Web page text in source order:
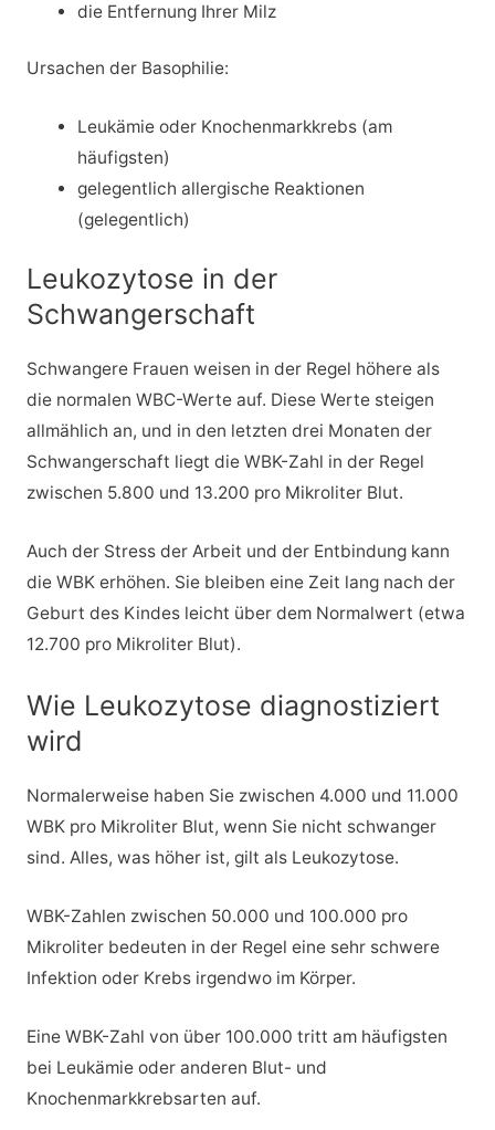
die Entfernung Ihrer Milz
Ursachen der Basophilie:
Leukämie oder Knochenmarkkrebs (am
häufigsten)
gelegentlich allergische Reaktionen
(gelegentlich)
Leukozytose in der
Schwangerschaft
Schwangere Frauen weisen in der Regel höhere als
die normalen WBC-Werte auf. Diese Werte steigen
allmählich an, und in den letzten drei Monaten der
Schwangerschaft liegt die WBK-Zahl in der Regel
zwischen 5.800 und 13.200 pro Mikroliter Blut.
Auch der Stress der Arbeit und der Entbindung kann
die WBK erhöhen. Sie bleiben eine Zeit lang nach der
Geburt des Kindes leicht über dem Normalwert (etwa
12.700 pro Mikroliter Blut).
Wie Leukozytose diagnostiziert
wird
Normalerweise haben Sie zwischen 4.000 und 11.000
WBK pro Mikroliter Blut, wenn Sie nicht schwanger
sind. Alles, was höher ist, gilt als Leukozytose.
WBK-Zahlen zwischen 50.000 und 100.000 pro
Mikroliter bedeuten in der Regel eine sehr schwere
Infektion oder Krebs irgendwo im Körper.
Eine WBK-Zahl von über 100.000 tritt am häufigsten
bei Leukämie oder anderen Blut- und
Knochenmarkkrebsarten auf.